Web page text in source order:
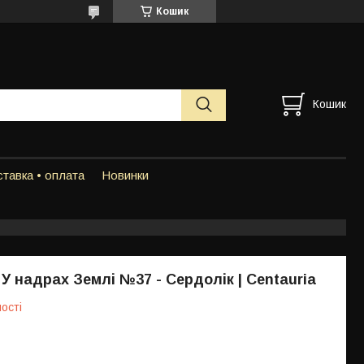
Кошик
Кошик
• оплата Новинки
надрах Землі №37 - Сердолік | Centauria